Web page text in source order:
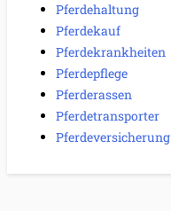
Pferdehaltung
Pferdekauf
Pferdekrankheiten
Pferdepflege
Pferderassen
Pferdetransporter
Pferdeversicherung